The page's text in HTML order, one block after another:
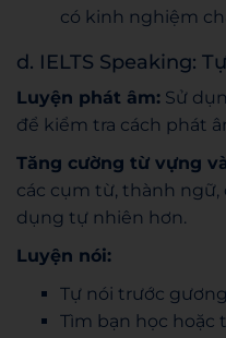
có kinh nghiệm
d. IELTS Speaking:
Luyện phát âm: Sử
để kiểm tra cách phát
Tăng cường từ vựng
các cụm từ, thành
dụng tự nhiên hơn.
Luyện nói:
Tự nói trước
Tìm bạn học hoặc